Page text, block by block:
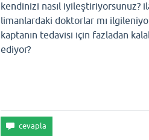
kendinizi nasıl iyileştiriyorsunuz?
limanlardaki doktorlar mı
kaptanın tedavisi için fazladan
ediyor?